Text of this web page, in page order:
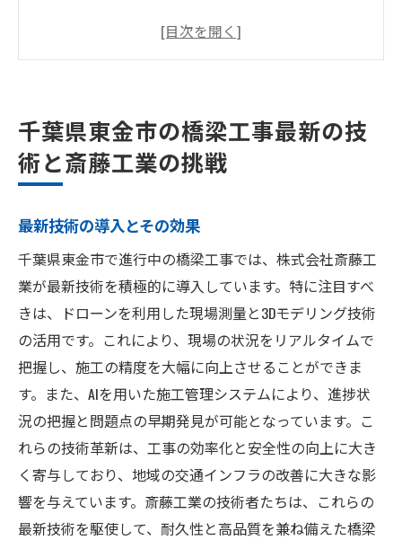
斎藤工業が抱える技術的な課題と解決策
重要性
環境に配慮した施工方法の採用
の報告
現場の進捗状況と今後の予定
作業員と技術者の声
交通規制とその影響
周辺地域への配慮と対策
橋梁工事が地域経済に与える影響
斎藤工業の現地での取り組みと工夫
未来の交通インフラを見据えた千葉県東金市の
橋梁工事
将来的な交通需要を見据えた設計
持続可能なインフラの実現
千葉県東金市の橋梁工事最新の技
術と斎藤工業の挑戦
最新技術の導入とその効果
千葉県東金市で進行中の橋梁工事では、株式会社斎藤工
業が最新技術を積極的に導入しています。特に注目すべ
きは、ドローンを利用した現場測量と3Dモデリング技術
の活用です。これにより、現場の状況をリアルタイムで
把握し、施工の精度を大幅に向上させることができま
す。また、AIを用いた施工管理システムにより、進捗状
況の把握と問題点の早期発見が可能となっています。こ
れらの技術革新は、工事の効率化と安全性の向上に大き
く寄与しており、地域の交通インフラの改善に大きな影
響を与えています。斎藤工業の技術者たちは、これらの
最新技術を駆使して、耐久性と高品質を兼ね備えた橋梁